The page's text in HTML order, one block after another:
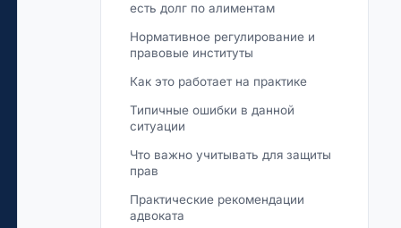
есть долг по алиментам
Нормативное регулирование и
правовые институты
Как это работает на практике
Типичные ошибки в данной
ситуации
Что важно учитывать для защиты
прав
Практические рекомендации
адвоката